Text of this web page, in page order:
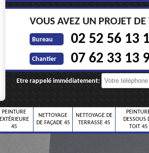
VOUS AVEZ UN PROJET
Bureau 02 52 56 13
Chantier 07 62 33 13
Etre rappelé immédiatement:
PEINTURE
EXTÉRIEURE
45
NETTOYAGE
DE FAÇADE 45
NETTOYAGE DE
TERRASSE 45
DESSOUS
TOIT 45